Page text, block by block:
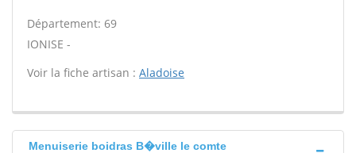
Département: 69
IONISE -
Voir la fiche artisan : Aladoise
Menuiserie boidras B�ville le comte